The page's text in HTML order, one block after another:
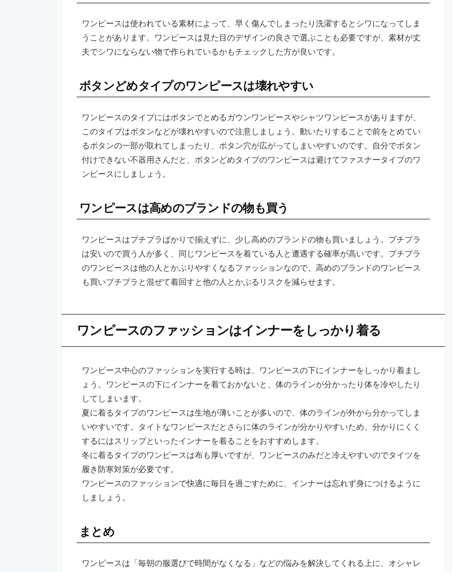
ワンピースは使われている素材によって、早く傷んでしまったり洗濯するとシワになってしま
うことがあります。ワンピースは見た目のデザインの良さで選ぶことも必要ですが、素材が丈
夫でシワにならない物で作られているかもチェックした方が良いです。
ボタンどめタイプのワンピースは壊れやすい
ワンピースのタイプにはボタンでとめるガウンワンピースやシャツワンピースがありますが、
このタイプはボタンなどが壊れやすいので注意しましょう。動いたりすることで前をとめてい
るボタンの一部が取れてしまったり、ボタン穴が広がってしまいやすいのです。自分でボタン
付けできない不器用さんだと、ボタンどめタイプのワンピースは避けてファスナータイプのワ
ンピースにしましょう。
ワンピースは高めのブランドの物も買う
ワンピースはプチプラばかりで揃えずに、少し高めのブランドの物も買いましょう。プチプラ
は安いので買う人が多く、同じワンピースを着ている人と遭遇する確率が高いです。プチプラ
のワンピースは他の人とかぶりやすくなるファッションなので、高めのブランドのワンピース
も買いプチプラと混ぜて着回すと他の人とかぶるリスクを減らせます。
ワンピースのファッションはインナーをしっかり着る
ワンピース中心のファッションを実行する時は、ワンピースの下にインナーをしっかり着まし
ょう。ワンピースの下にインナーを着ておかないと、体のラインが分かったり体を冷やしたり
してしまいます。
夏に着るタイプのワンピースは生地が薄いことが多いので、体のラインが外から分かってしま
いやすいです。タイトなワンピースだとさらに体のラインが分かりやすいため、分かりにくく
するにはスリップといったインナーを着ることをおすすめします。
冬に着るタイプのワンピースは布も厚いですが、ワンピースのみだと冷えやすいのでタイツを
履き防寒対策が必要です。
ワンピースのファッションで快適に毎日を過ごすために、インナーは忘れず身につけるように
しましょう。
まとめ
ワンピースは「毎朝の服選びで時間がなくなる」などの悩みを解決してくれる上に、オシャレ